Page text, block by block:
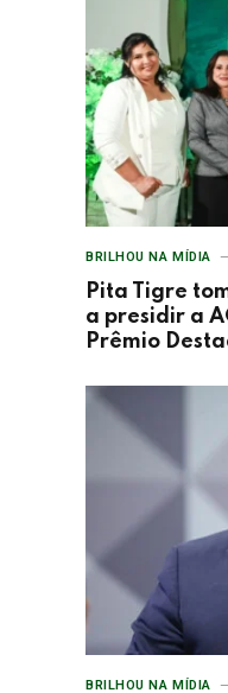
BRILHOU NA MÍDIA
Pita Tigre
a presidir a
Prêmio
BRILHOU NA MÍDIA